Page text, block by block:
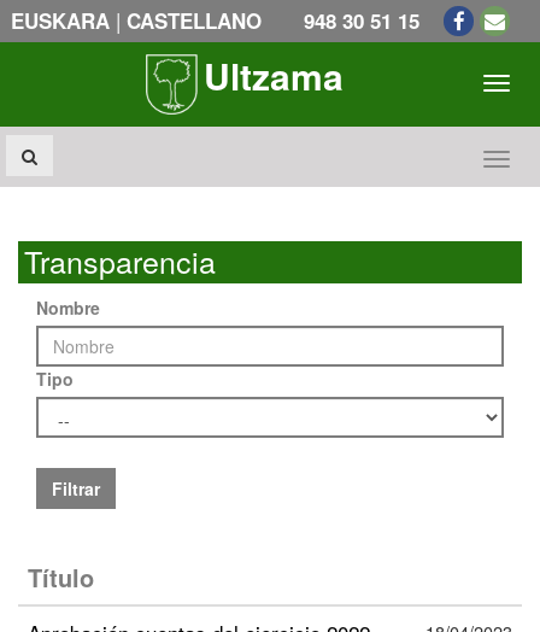
EUSKARA | CASTELLANO 948 30 51 15
Ultzama
Transparencia
Nombre
Tipo
Filtrar
Título